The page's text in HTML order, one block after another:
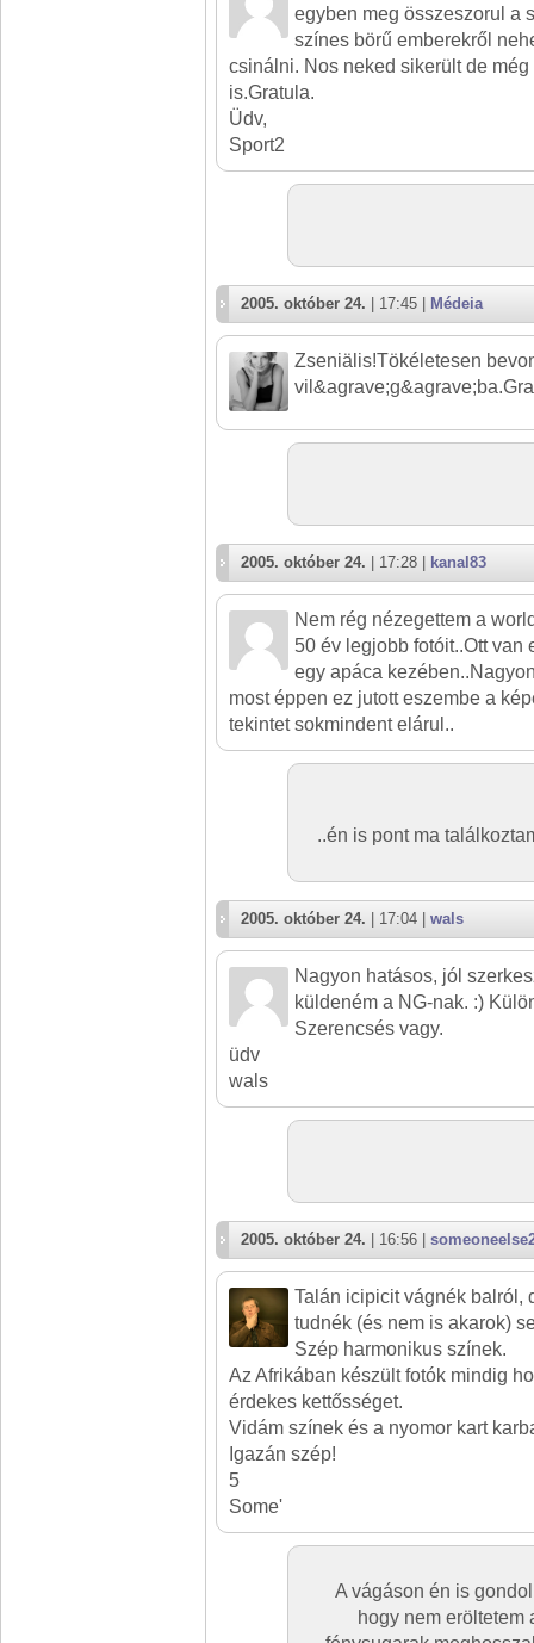
egyben meg összeszorul a
színes börű emberekről
csinálni. Nos neked sikerült de
is.Gratula.
Üdv,
Sport2
2005. október 24. | 17:45 | Médeia
Zseniälis!Tökéletesen
2005. október 24. | 17:28 | kanal83
Nem rég nézegettem a
50 év legjobb fotóit..Ott van
egy apáca
most éppen ez jutott eszembe a
tekintet sokmindent elárul..
..én is pont ma
2005. október 24. | 17:04 | wals
Nagyon hatásos, jól
küldeném a NG-nak. :)
Szerencsés vagy.
üdv
wals
2005. október 24. | 16:56 |
Talán icipicit vágnék balról,
tudnék (és nem is akarok)
Szép harmonikus színek.
Az Afrikában készült fotók mindig
érdekes kettősséget.
Vidám színek és a nyomor kart
Igazán szép!
5
Some'
A vágáson én is
hogy nem eröltetem